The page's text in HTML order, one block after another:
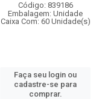
Código: 839186
Embalagem: Unidade
Caixa Com: 60 Unidade(s)
Faça seu login ou
cadastre-se para
comprar.